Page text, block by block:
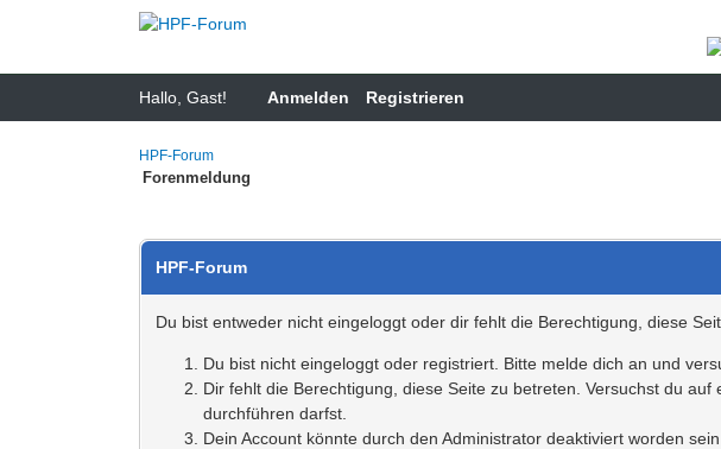
Hallo, Gast! Anmelden Registrieren
HPF-Forum
Forenmeldung
HPF-Forum
Du bist entweder nicht eingeloggt oder dir fehlt die Berechtigung, diese
Du bist nicht eingeloggt oder registriert. Bitte melde dich an und
Dir fehlt die Berechtigung, diese Seite zu betreten. Versuchst du
durchführen darfst.
Dein Account könnte durch den Administrator deaktiviert worden